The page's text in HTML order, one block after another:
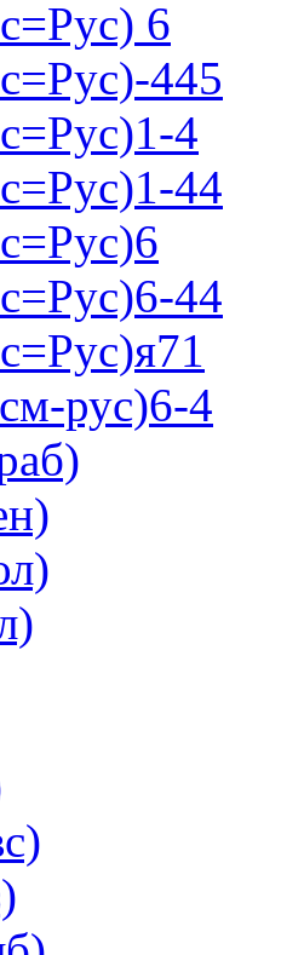
6
445
4
44
44
рус)6-4